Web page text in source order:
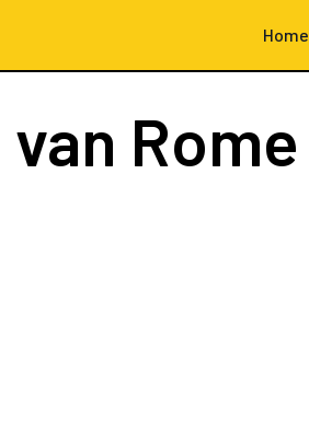
Home
van Rome